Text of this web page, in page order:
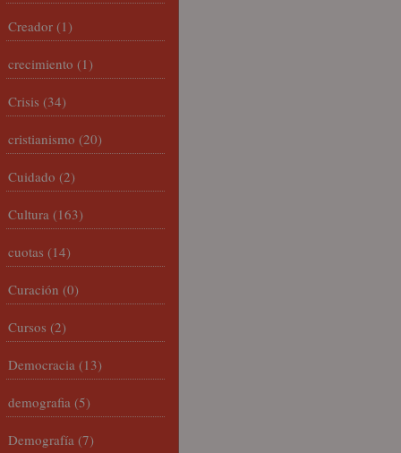
Creador (1)
crecimiento (1)
Crisis (34)
cristianismo (20)
Cuidado (2)
Cultura (163)
cuotas (14)
Curación (0)
Cursos (2)
Democracia (13)
demografia (5)
Demografía (7)